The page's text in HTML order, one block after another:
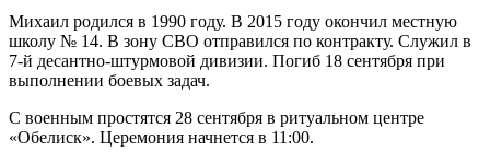
Михаил родился в 1990 году. В 2015 году окончил местную
школу № 14. В зону СВО отправился по контракту. Служил в
7-й десантно-штурмовой дивизии. Погиб 18 сентября при
выполнении боевых задач.
С военным простятся 28 сентября в ритуальном центре
«Обелиск». Церемония начнется в 11:00.